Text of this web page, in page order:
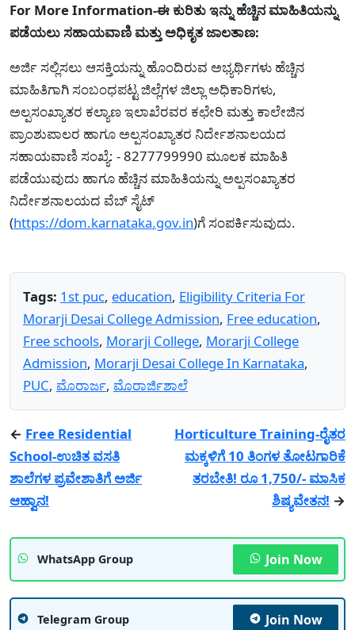
For More Information-ಈ ಕುರಿತು ಇನ್ನು ಹೆಚ್ಚಿನ ಮಾಹಿತಿಯನ್ನು
ಪಡೆಯಲು ಸಹಾಯವಾಣಿ ಮತ್ತು ಅಧಿಕೃತ ಜಾಲತಾಣ:
ಅರ್ಜಿ ಸಲ್ಲಿಸಲು ಆಸಕ್ತಿಯನ್ನು ಹೊಂದಿರುವ ಅಭ್ಯರ್ಥಿಗಳು ಹೆಚ್ಚಿನ
ಮಾಹಿತಿಗಾಗಿ ಸಂಬಂಧಪಟ್ಟ ಜಿಲ್ಲೆಗಳ ಜಿಲ್ಲಾ ಅಧಿಕಾರಿಗಳು,
ಅಲ್ಪಸಂಖ್ಯಾತರ ಕಲ್ಯಾಣ ಇಲಾಖೆರವರ ಕಛೇರಿ ಮತ್ತು ಕಾಲೇಜಿನ
ಪ್ರಾಂಶುಪಾಲರ ಹಾಗೂ ಅಲ್ಪಸಂಖ್ಯಾತರ ನಿರ್ದೇಶನಾಲಯದ
ಸಹಾಯವಾಣಿ ಸಂಖ್ಯೆ: - 8277799990 ಮೂಲಕ ಮಾಹಿತಿ
ಪಡೆಯುವುದು ಹಾಗೂ ಹೆಚ್ಚಿನ ಮಾಹಿತಿಯನ್ನು ಅಲ್ಪಸಂಖ್ಯಾತರ
ನಿರ್ದೇಶನಾಲಯದ ವೆಬ್ ಸೈಟ್
(https://dom.karnataka.gov.in)ಗೆ ಸಂಪರ್ಕಿಸುವುದು.
Tags: 1st puc, education, Eligibility Criteria For
Morarji Desai College Admission, Free education,
Free schools, Morarji College, Morarji College
Admission, Morarji Desai College In Karnataka,
PUC, ಮೊರಾರ್ಜ, ಮೊರಾರ್ಜಿಶಾಲೆ
← Free Residential
School-ಉಚಿತ ವಸತಿ
ಶಾಲೆಗಳ ಪ್ರವೇಶಾತಿಗೆ ಅರ್ಜಿ
ಆಹ್ವಾನ!
Horticulture Training-ರೈತರ
ಮಕ್ಕಳಿಗೆ 10 ತಿಂಗಳ ತೋಟಗಾರಿಕೆ
ತರಬೇತಿ! ರೂ 1,750/- ಮಾಸಿಕ
ಶಿಷ್ಯವೇತನ! →
WhatsApp Group Join Now
Telegram Group Join Now